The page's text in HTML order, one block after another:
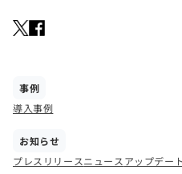
事例
導入事例
お知らせ
プレスリリースニュース アップデー